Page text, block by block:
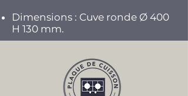
Dimensions : Cuve ronde Ø 400
H 130 mm.